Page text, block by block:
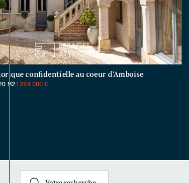
confidentielle au coeur d’Amboise
M2 1 289 000 €